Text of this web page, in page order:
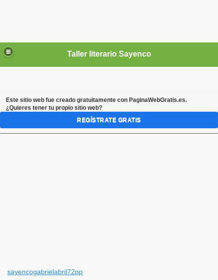
Taller literario Sayenco
sayencogabrielabril72pp
Este sitio web fue creado gratuitamente con PaginaWebGratis.es.
¿Quieres tener tu propio sitio web?
REGÍSTRATE GRATIS